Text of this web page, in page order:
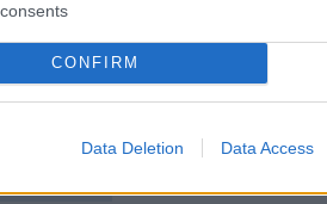
CONFIRM
Data Deletion Data Access
έως 35 ευρώ
Οι
ο ΟΛΘ